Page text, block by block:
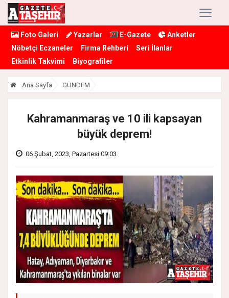
Foto Galeri Yazarlar E-Gazete
Anketler
Nöbetçi Eczaneler
Firma Rehberi
Seri İlanlar
Etkinlik Takvimi
Biyografiler
Ana Sayfa GÜNDEM
Kahramanmaraş ve 10 ili kapsayan
büyük deprem!
06 Şubat, 2023, Pazartesi 09:03